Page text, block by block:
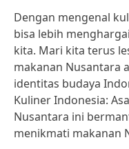
Dengan mengenal
bisa lebih
kita. Mari kita terus
makanan Nusantara
identitas budaya
Kuliner Indonesia:
Nusantara ini
menikmati makanan